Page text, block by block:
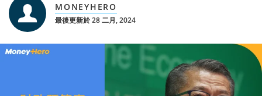
MONEYHERO
最後更新於 28 二月, 2024